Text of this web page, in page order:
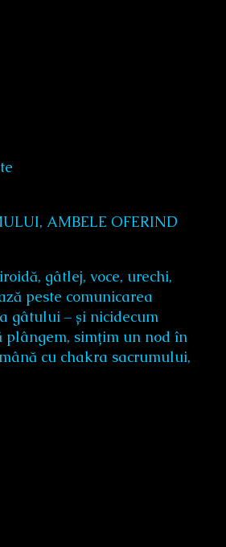
AMBELE OFERIND
gâtlej, voce, urechi,
peste comunicarea
gâtului – și nicidecum
plângem, simțim un nod în
cu chakra sacrumului,